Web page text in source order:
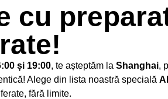
cu
și 19:00, te așteptăm la Shanghai,
Alege din lista noastră specială
fără limite.